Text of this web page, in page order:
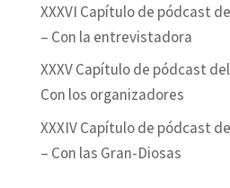
XXXVI Capítulo de pódcast
– Con la entrevistadora
XXXV Capítulo de pódcast
Con los organizadores
XXXIV Capítulo de pódcast
– Con las Gran-Diosas